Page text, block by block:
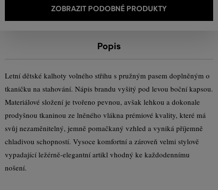
ZOBRAZIT PODOBNÉ PRODUKTY
Popis
Letní dětské kalhoty volného střihu s pružným pasem doplněným o
tkaničku na stahování. Nápis brandu vyšitý pod levou boční kapsou.
Materiálové složení je tvořeno pevnou, avšak lehkou a dokonale
prodyšnou tkaninou ze lněného vlákna prémiové kvality, které má
svůj nezaměnitelný, jemně pomačkaný vzhled a vyniká příjemně
chladivou schopností. Vysoce komfortní a zároveň velmi stylově
vypadající ležérně-elegantní artikl vhodný ke každodennímu
nošení.